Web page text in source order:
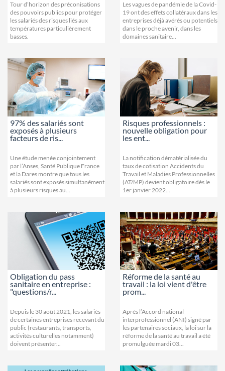
Tour d’horizon des préconisations
des pouvoirs publics pour protéger
les salariés des risques liés aux
températures particulièrement
basses.
Les vagues de pandémie de la Covid-
19 ont des effets collatéraux dans les
entreprises déjà avérés ou potentiels
dans le proche avenir, dans les
domaines sanitaire...
97% des salariés sont
exposés à plusieurs
facteurs de ris...
Une étude menée conjointement
par l’Anses, Santé Publique France
et la Dares montre que tous les
salariés sont exposés simultanément
à plusieurs risques au...
Risques professionnels :
nouvelle obligation pour
les ent...
La notification dématérialisée du
taux de cotisation Accidents du
Travail et Maladies Professionnelles
(AT/MP) devient obligatoire dès le
1er janvier 2022...
Obligation du pass
sanitaire en entreprise :
"questions/r...
Depuis le 30 août 2021, les salariés
de certaines entreprises recevant du
public (restaurants, transports,
activités culturelles notamment)
doivent présenter...
Réforme de la santé au
travail : la loi vient d'être
prom...
Après l’Accord national
interprofessionnel (ANI) signé par
les partenaires sociaux, la loi sur la
réforme de la santé au travail a été
promulguée mardi 03...